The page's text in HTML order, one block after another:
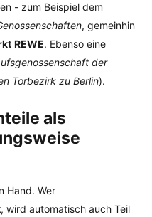
- zum Beispiel dem
, gemeinhin
REWE. Ebenso eine
der
Torbezirk zu Berlin).
als
Hand. Wer
, wird automatisch auch Teil